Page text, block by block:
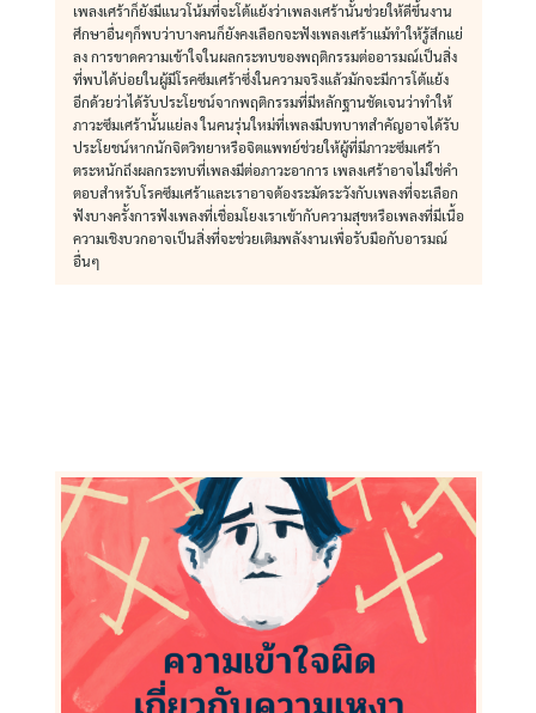
เพลงเศร้าก็ยังมีแนวโน้มที่จะโต้แย้งว่าเพลงเศร้านั้นช่วยให้ดีขึ้นงาน
ศึกษาอื่นๆก็พบว่าบางคนก็ยังคงเลือกจะฟังเพลงเศร้าแม้ทำให้รู้สึกแย่
ลง การขาดความเข้าใจในผลกระทบของพฤติกรรมต่ออารมณ์เป็นสิ่ง
ที่พบได้บ่อยในผู้มีโรคซึมเศร้าซึ่งในความจริงแล้วมักจะมีการโต้แย้ง
อีกด้วยว่าได้รับประโยชน์จากพฤติกรรมที่มีหลักฐานชัดเจนว่าทำให้
ภาวะซึมเศร้านั้นแย่ลง ในคนรุ่นใหม่ที่เพลงมีบทบาทสำคัญอาจได้รับ
ประโยชน์หากนักจิตวิทยาหรือจิตแพทย์ช่วยให้ผู้ที่มีภาวะซึมเศร้า
ตระหนักถึงผลกระทบที่เพลงมีต่อภาวะอาการ เพลงเศร้าอาจไม่ใช่คำ
ตอบสำหรับโรคซึมเศร้าและเราอาจต้องระมัดระวังกับเพลงที่จะเลือก
ฟังบางครั้งการฟังเพลงที่เชื่อมโยงเราเข้ากับความสุขหรือเพลงที่มีเนื้อ
ความเชิงบวกอาจเป็นสิ่งที่จะช่วยเติมพลังงานเพื่อรับมือกับอารมณ์
อื่นๆ